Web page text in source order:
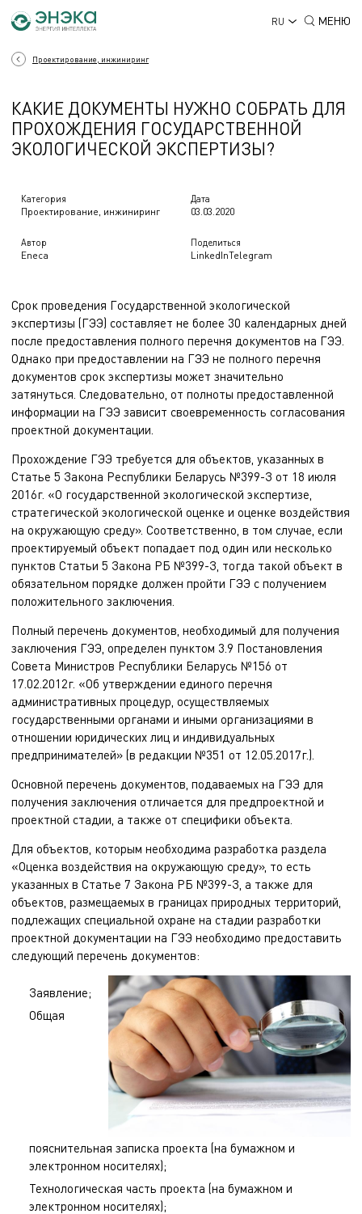
RU МЕНЮ
Проектирование, инжиниринг
КАКИЕ ДОКУМЕНТЫ НУЖНО СОБРАТЬ ДЛЯ
ПРОХОЖДЕНИЯ ГОСУДАРСТВЕННОЙ
ЭКОЛОГИЧЕСКОЙ ЭКСПЕРТИЗЫ?
Категория
Проектирование, инжиниринг
Дата
03.03.2020
Автор
Eneca
Поделиться
LinkedInTelegram
Срок проведения Государственной экологической
экспертизы (ГЭЭ) составляет не более 30 календарных дней
после предоставления полного перечня документов на ГЭЭ.
Однако при предоставлении на ГЭЭ не полного перечня
документов срок экспертизы может значительно
затянуться. Следовательно, от полноты предоставленной
информации на ГЭЭ зависит своевременность согласования
проектной документации.
Прохождение ГЭЭ требуется для объектов, указанных в
Статье 5 Закона Республики Беларусь №399-З от 18 июля
2016г. «О государственной экологической экспертизе,
стратегической экологической оценке и оценке воздействия
на окружающую среду». Соответственно, в том случае, если
проектируемый объект попадает под один или несколько
пунктов Статьи 5 Закона РБ №399-З, тогда такой объект в
обязательном порядке должен пройти ГЭЭ с получением
положительного заключения.
Полный перечень документов, необходимый для получения
заключения ГЭЭ, определен пунктом 3.9 Постановления
Совета Министров Республики Беларусь №156 от
17.02.2012г. «Об утверждении единого перечня
административных процедур, осуществляемых
государственными органами и иными организациями в
отношении юридических лиц и индивидуальных
предпринимателей» (в редакции №351 от 12.05.2017г.).
Основной перечень документов, подаваемых на ГЭЭ для
получения заключения отличается для предпроектной и
проектной стадии, а также от специфики объекта.
Для объектов, которым необходима разработка раздела
«Оценка воздействия на окружающую среду», то есть
указанных в Статье 7 Закона РБ №399-З, а также для
объектов, размещаемых в границах природных территорий,
подлежащих специальной охране на стадии разработки
проектной документации на ГЭЭ необходимо предоставить
следующий перечень документов:
Заявление;
Общая
пояснительная записка проекта (на бумажном и
электронном носителях);
Технологическая часть проекта (на бумажном и
электронном носителях);